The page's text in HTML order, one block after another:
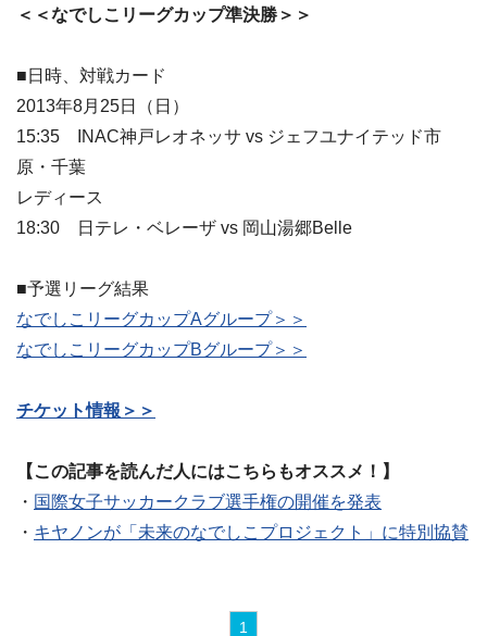
＜＜なでしこリーグカップ準決勝＞＞
■日時、対戦カード
2013年8月25日（日）
15:35 INAC神戸レオネッサ vs ジェフユナイテッド市
原・千葉
レディース
18:30 日テレ・ベレーザ vs 岡山湯郷Belle
■予選リーグ結果
なでしこリーグカップAグループ＞＞
なでしこリーグカップBグループ＞＞
チケット情報＞＞
【この記事を読んだ人にはこちらもオススメ！】
・ 国際女子サッカークラブ選手権の開催を発表
・ キヤノンが「未来のなでしこプロジェクト」に特別協賛
1